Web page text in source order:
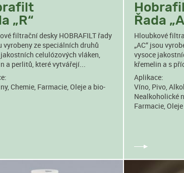
„R“
filtrační desky HOBRAFILT řady
vyrobeny ze speciálních druhů
celulózových vláken,
a perlitů, které vytvářejí...
Chemie, Farmacie, Oleje a bio-
Řada
Hloubkové
„AC“ jsou
vysoce
křemelin a s
Aplikace:
Víno, Pivo,
Nealkoholické
Farmacie,